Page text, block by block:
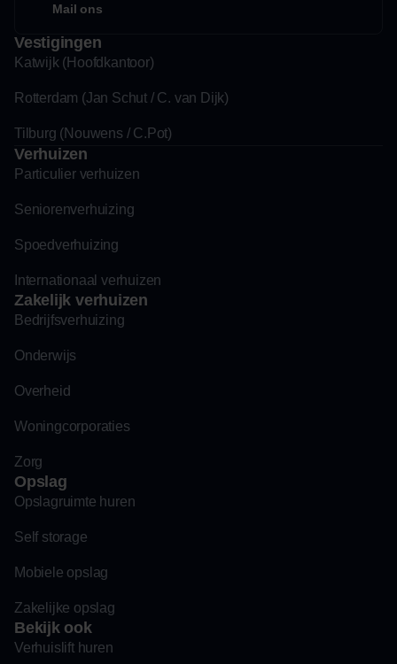
Mail ons
Vestigingen
Katwijk (Hoofdkantoor)
Rotterdam (Jan Schut / C. van Dijk)
Tilburg (Nouwens / C.Pot)
Verhuizen
Particulier verhuizen
Seniorenverhuizing
Spoedverhuizing
Internationaal verhuizen
Zakelijk verhuizen
Bedrijfsverhuizing
Onderwijs
Overheid
Woningcorporaties
Zorg
Opslag
Opslagruimte huren
Self storage
Mobiele opslag
Zakelijke opslag
Bekijk ook
Verhuislift huren